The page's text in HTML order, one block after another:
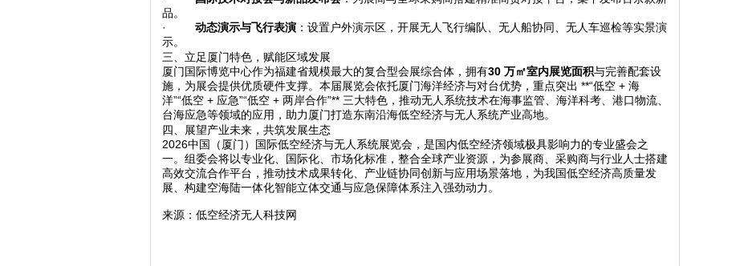
品。
· 动态演示与飞行表演：设置户外演示区，开展无人飞行编队、无人船协同、无人车巡检等实景演
示。
三、立足厦门特色，赋能区域发展
厦门国际博览中心作为福建省规模最大的复合型会展综合体，拥有30 万㎡室内展览面积与完善配套设
施，为展会提供优质硬件支撑。本届展览会依托厦门海洋经济与对台优势，重点突出 **“低空+ 海
洋”“低空+ 应急”“低空+ 两岸合作”** 三大特色，推动无人系统技术在海事监管、海洋科考、港口物流、
台海应急等领域的应用，助力厦门打造东南沿海低空经济与无人系统产业高地。
四、展望产业未来，共筑发展生态
2026中国（厦门）国际低空经济与无人系统展览会，是国内低空经济领域极具影响力的专业盛会之
一。组委会将以专业化、国际化、市场化标准，整合全球产业资源，为参展商、采购商与行业人士搭建
高效交流合作平台，推动技术成果转化、产业链协同创新与应用场景落地，为我国低空经济高质量发
展、构建空海陆一体化智能立体交通与应急保障体系注入强劲动力。
来源：低空经济无人科技网